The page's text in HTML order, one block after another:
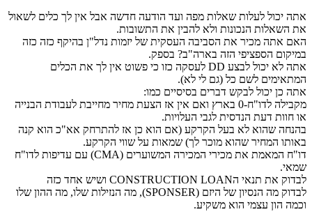
אתה יכול לעלות שאלות מפה ועד הודעה חדשה אבל אין לך כלים לשאול
את השאלות הנכונות ולא להבין את התשובות.
האם אתה מכיר את הסביבה העסקית של יזמות נדל"ן בהיקף כזה כזה
במיקום הספציפי הזה בארה"ב? בספק.
אתה לא יכול לבצע DD לעסקה כזו כי פשוט אין לך את הכלים
המתאימים לשם כל (גם לי לא).
אתה כן יכול לבקש דברים בסיסיים כמו:
מקבילה לדו"ח-0 בארץ ואם אין אז הצעת מחיר מחייבת לעבודת הבנייה
או חוות דעת הנדסית לגבי העלויות.
בהנחה שהוא לא בעל הקרקע (אם הוא כן אז להתרחק אא"כ הוא קנה
באותו המחיר שהוא מוכר לך) שמאות על שווי הקרקע.
דו"ח המאמת את מכירי המכירה המשוערים (CMA) עם עדיפות לדו"ח
שמאי.
לבדוק את תנאי הCONSTRUCTION LOAN ושיש אחד כזה
לבדוק מה הנסיון של היזם (SPONSER), מה הנזילות שלו, מה ההון שלו
וכמה הון עצמי הוא משקיע.